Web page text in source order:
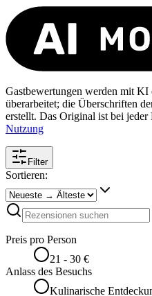
Gastbewertungen werden mit KI
überarbeitet; die Überschriften
erstellt. Das Original ist bei
Nutzung
Filter
Sortieren:
Preis pro Person
21 - 30 €
Anlass des Besuchs
Kulinarische